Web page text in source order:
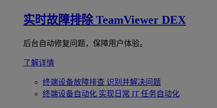
实时故障排除 TeamViewer DEX
后台自动修复问题，保障用户体验。
了解详情
终端设备故障排查 识别并解决问题
终端设备自动化 实现日常 IT 任务自动化